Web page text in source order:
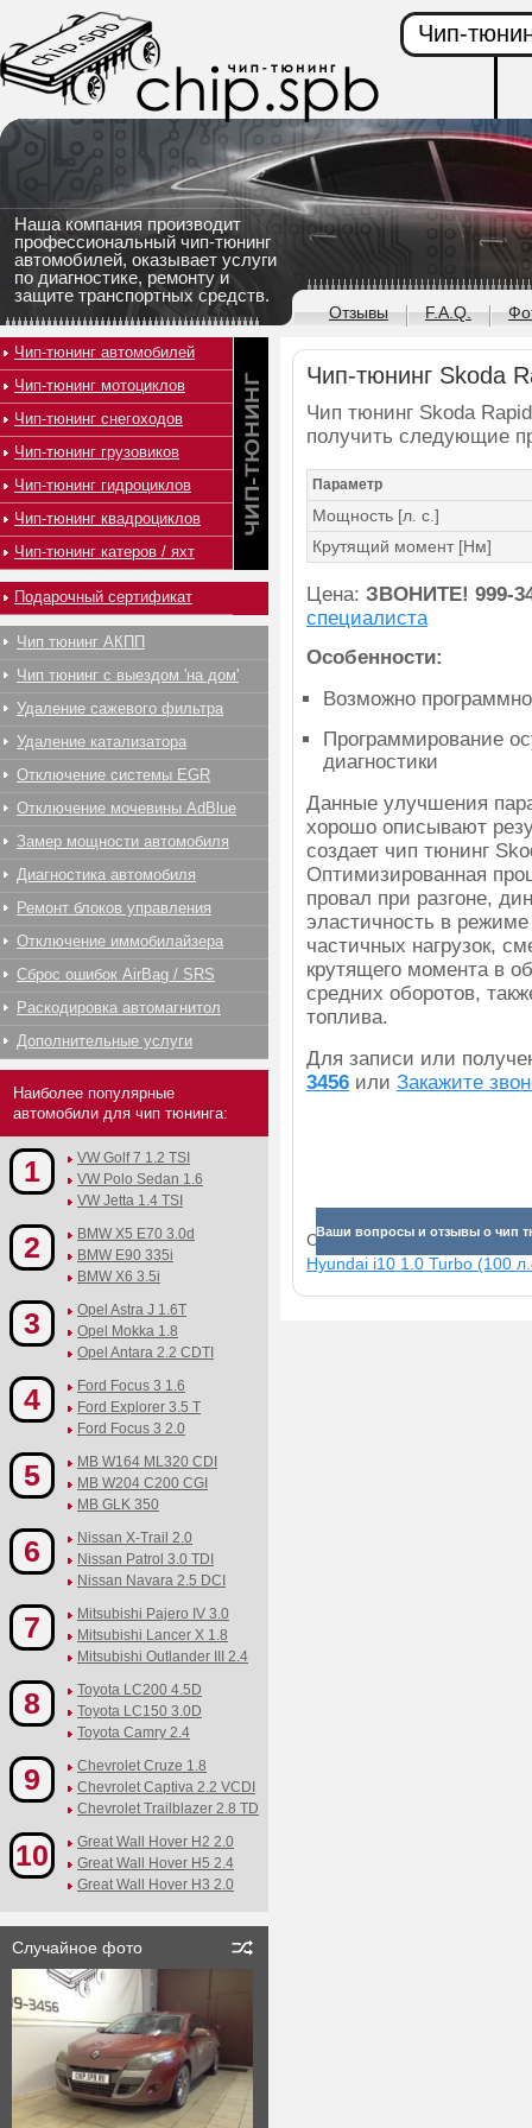
Наша компания производит
профессиональный чип-тюнинг
автомобилей, оказывает услуги
по диагностике, ремонту и
защите транспортных средств.
Чип-
Отзывы F.A.Q.
Чип-тюнинг Skoda
Чип тюнинг Skoda
получить следующие
Параметр
Мощность [л. с.]
Крутящий момент [Нм]
Цена: ЗВОНИТЕ! 999-
специалиста
Особенности:
Возможно
Программирование
диагностики
Данные улучшения
хорошо описывают
создает чип тюнинг
Оптимизированная
провал при разгоне,
эластичность в
частичных нагрузок,
крутящего момента в
средних оборотов,
топлива.
Для записи или
3456 или Закажите
Ваши вопросы и отзывы о чип
Смотрите прибавки для
Hyundai i10 1.0 Turbo (100
Чип-тюнинг автомобилей
Чип-тюнинг мотоциклов
Чип-тюнинг снегоходов
Чип-тюнинг грузовиков
Чип-тюнинг гидроциклов
Чип-тюнинг квадроциклов
Чип-тюнинг катеров / яхт
Подарочный сертификат
Чип тюнинг АКПП
Чип тюнинг с выездом 'на дом'
Удаление сажевого фильтра
Удаление катализатора
Отключение системы EGR
Отключение мочевины AdBlue
Замер мощности автомобиля
Диагностика автомобиля
Ремонт блоков управления
Отключение иммобилайзера
Сброс ошибок AirBag / SRS
Раскодировка автомагнитол
Дополнительные услуги
Наиболее популярные
автомобили для чип тюнинга:
1
VW Golf 7 1.2 TSI
VW Polo Sedan 1.6
VW Jetta 1.4 TSI
2
BMW X5 E70 3.0d
BMW E90 335i
BMW X6 3.5i
3
Opel Astra J 1.6T
Opel Mokka 1.8
Opel Antara 2.2 CDTI
4
Ford Focus 3 1.6
Ford Explorer 3.5 T
Ford Focus 3 2.0
5
MB W164 ML320 CDI
MB W204 C200 CGI
MB GLK 350
6
Nissan X-Trail 2.0
Nissan Patrol 3.0 TDI
Nissan Navara 2.5 DCI
7
Mitsubishi Pajero IV 3.0
Mitsubishi Lancer X 1.8
Mitsubishi Outlander III 2.4
8
Toyota LC200 4.5D
Toyota LC150 3.0D
Toyota Camry 2.4
9
Chevrolet Cruze 1.8
Chevrolet Captiva 2.2 VCDI
Chevrolet Trailblazer 2.8 TD
10
Great Wall Hover H2 2.0
Great Wall Hover H5 2.4
Great Wall Hover H3 2.0
Случайное фото